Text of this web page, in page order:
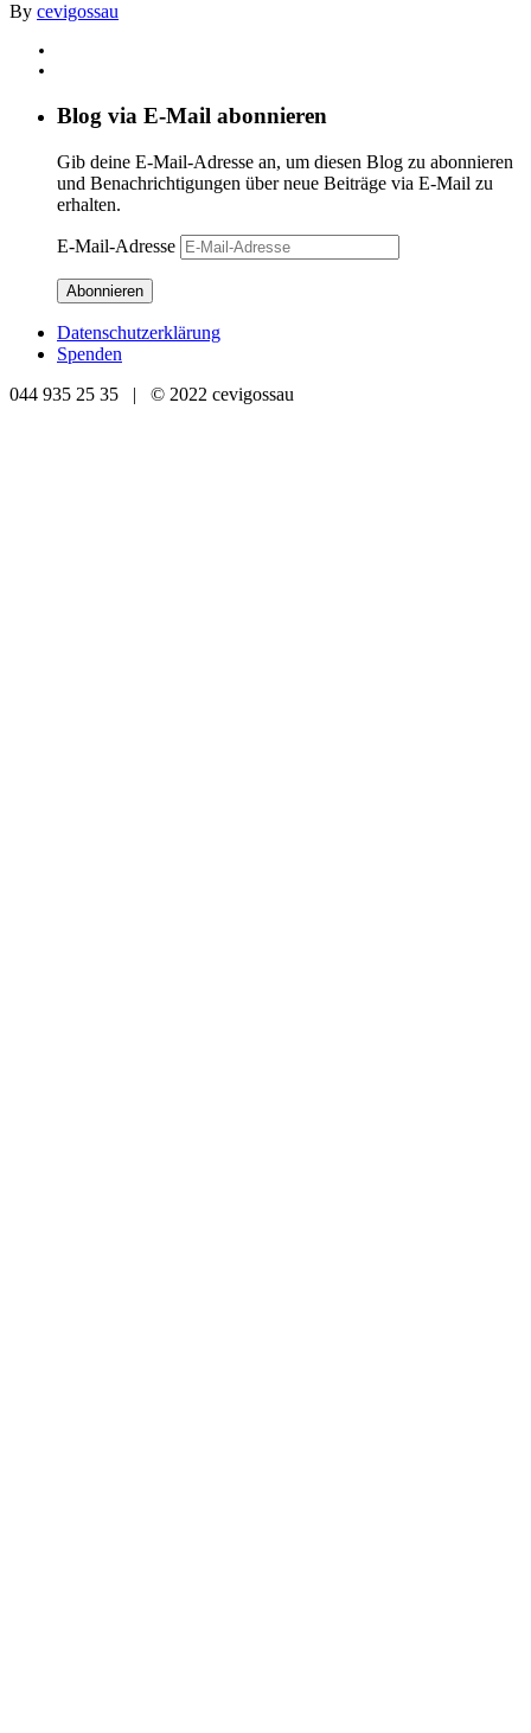
By cevigossau
Blog via E-Mail abonnieren
Gib deine E-Mail-Adresse an, um diesen Blog zu abonnieren
und Benachrichtigungen über neue Beiträge via E-Mail zu
erhalten.
E-Mail-Adresse
Abonnieren
Datenschutzerklärung
Spenden
044 935 25 35 | © 2022 cevigossau